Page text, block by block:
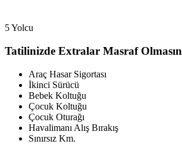
5 Yolcu
Tatilinizde Extralar Masraf Olmasın
Araç Hasar Sigortası
İkinci Sürücü
Bebek Koltuğu
Çocuk Koltuğu
Çocuk Oturağı
Havalimanı Alış Bırakış
Sınırsız Km.